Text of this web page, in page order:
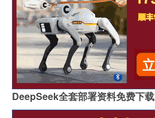
DeepSeek全套部署资料免费下载